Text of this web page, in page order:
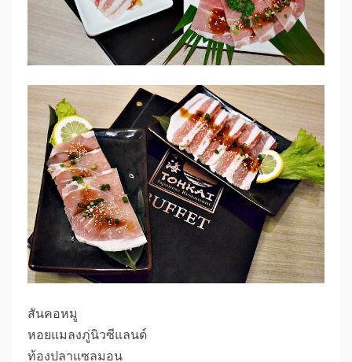
สันคอหมู
หอยแมลงภู่นิวซีแลนด์
ท้องปลาแซลมอน